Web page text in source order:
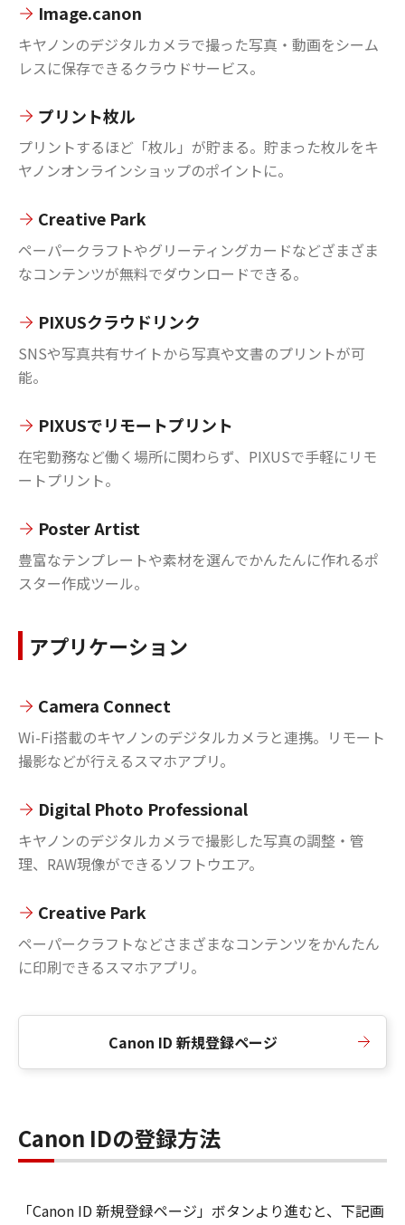
Image.canon
キヤノンのデジタルカメラで撮った写真・動画をシーム
レスに保存できるクラウドサービス。
プリント枚ル
プリントするほど「枚ル」が貯まる。貯まった枚ルをキ
ヤノンオンラインショップのポイントに。
Creative Park
ペーパークラフトやグリーティングカードなどざまざま
なコンテンツが無料でダウンロードできる。
PIXUSクラウドリンク
SNSや写真共有サイトから写真や文書のプリントが可
能。
PIXUSでリモートプリント
在宅勤務など働く場所に関わらず、PIXUSで手軽にリモ
ートプリント。
Poster Artist
豊富なテンプレートや素材を選んでかんたんに作れるポ
スター作成ツール。
アプリケーション
Camera Connect
Wi-Fi搭載のキヤノンのデジタルカメラと連携。リモート
撮影などが行えるスマホアプリ。
Digital Photo Professional
キヤノンのデジタルカメラで撮影した写真の調整・管
理、RAW現像ができるソフトウエア。
Creative Park
ペーパークラフトなどさまざまなコンテンツをかんたん
に印刷できるスマホアプリ。
Canon ID 新規登録ページ
Canon IDの登録方法
「Canon ID 新規登録ページ」ボタンより進むと、下記画